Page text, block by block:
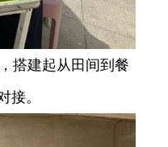
搭建起从田间到餐
接。